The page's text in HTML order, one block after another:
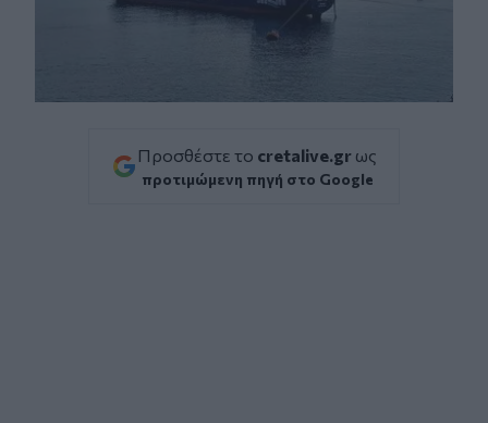
Προσθέστε το cretalive.gr ως
προτιμώμενη πηγή στο Google